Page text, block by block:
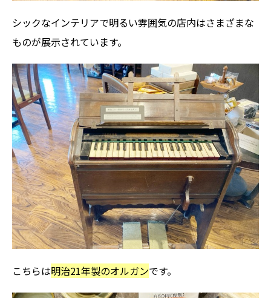
シックなインテリアで明るい雰囲気の店内はさまざまな
ものが展示されています。
こちらは明治21年製のオルガンです。